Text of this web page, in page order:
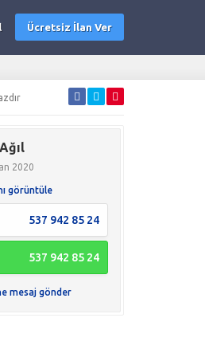
Ücretsiz İlan Ver
2020
görüntüle
537 942 85 24
537 942 85 24
mesaj gönder